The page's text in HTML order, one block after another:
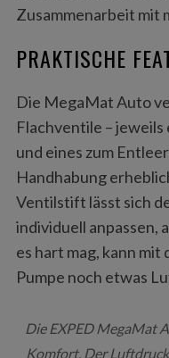
Zusammenarbeit mit
PRAKTISCHE
Die MegaMat Auto
Flachventile – jeweils
und eines zum
Handhabung
Ventilstift lässt sich
individuell anpassen,
es hart mag, kann
Pumpe noch etwas
Die EXPED MegaMat
Komfort. Der